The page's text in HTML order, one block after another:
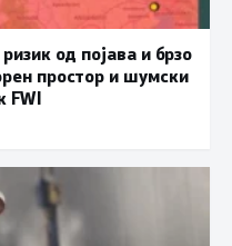
од појава и брзо
простор и шумски
FWI